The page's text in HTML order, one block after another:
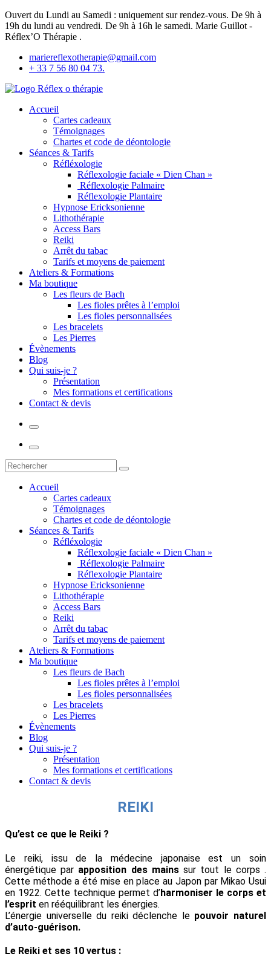
Aller
au
contenu
Ouvert du Lundi au Samedi : uniquement sur rendez-vous. De 9h à
19h du lundi au vendredi. De 9h à 16h le samedi. Marie Guillot -
Réflex’O Thérapie .
mariereflexotherapie@gmail.com
+ 33 7 56 80 04 73.
Réflex'O Thérapie
Accueil
Cartes cadeaux
Témoignages
Chartes et code de déontologie
Séances & Tarifs
Réfléxologie
Réflexologie faciale « Dien Chan »
Réflexologie Palmaire
Réflexologie Plantaire
Hypnose Ericksonienne
Lithothérapie
Access Bars
Reiki
Arrêt du tabac
Tarifs et moyens de paiement
Ateliers & Formations
Ma boutique
Les fleurs de Bach
Les fioles prêtes à l’emploi
Les fioles personnalisées
Les bracelets
Les Pierres
Évènements
Blog
Qui suis-je ?
Présentation
Mes formations et certifications
Contact & devis
Accueil
Cartes cadeaux
Témoignages
Chartes et code de déontologie
Séances & Tarifs
Réfléxologie
Réflexologie faciale « Dien Chan »
Réflexologie Palmaire
Réflexologie Plantaire
Hypnose Ericksonienne
Lithothérapie
Access Bars
Reiki
Arrêt du tabac
Tarifs et moyens de paiement
Ateliers & Formations
Ma boutique
Les fleurs de Bach
Les fioles prêtes à l’emploi
Les fioles personnalisées
Les bracelets
Les Pierres
Évènements
Blog
Qui suis-je ?
Présentation
Mes formations et certifications
Contact & devis
REIKI
Qu’est ce que le Reiki ?
Le reiki, issu de la médecine japonaise est un soin
énergétique par apposition des mainssur tout le corps .
Cette méthode a été mise en place au Japon par Mikao Usui
en 1922. Cette technique permet d’harmoniser le corps et
l’esprit en rééquilibrant les énergies.
L’énergie universelle du reiki déclenche le pouvoir naturel
d’auto-guérison.
Le Reiki et ses 10 vertus :